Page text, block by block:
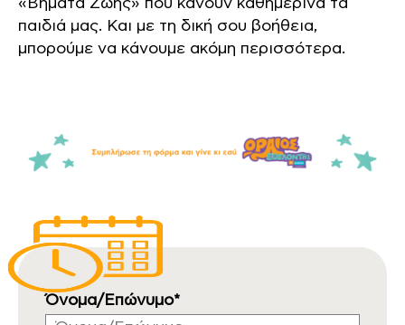
«Βήματα Ζωής» που κάνουν καθημερινά τα
παιδιά μας. Και με τη δική σου βοήθεια,
μπορούμε να κάνουμε ακόμη περισσότερα.
Όνομα/Επώνυμο*